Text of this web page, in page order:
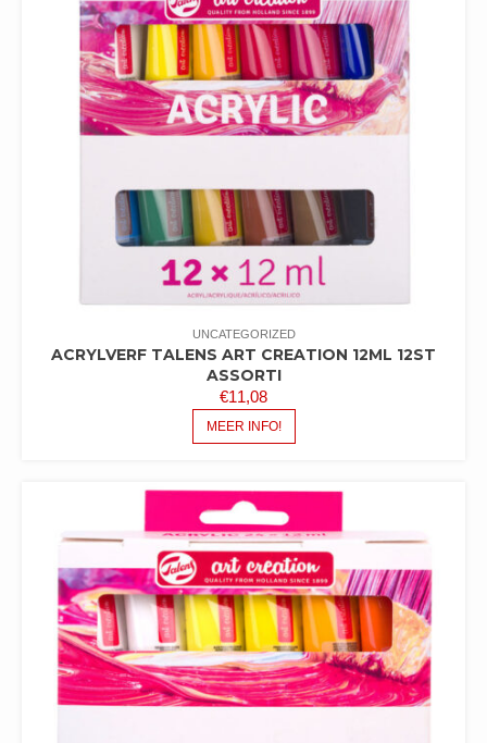
UNCATEGORIZED
ACRYLVERF TALENS ART CREATION 12ML 12ST
ASSORTI
€11,08
MEER INFO!